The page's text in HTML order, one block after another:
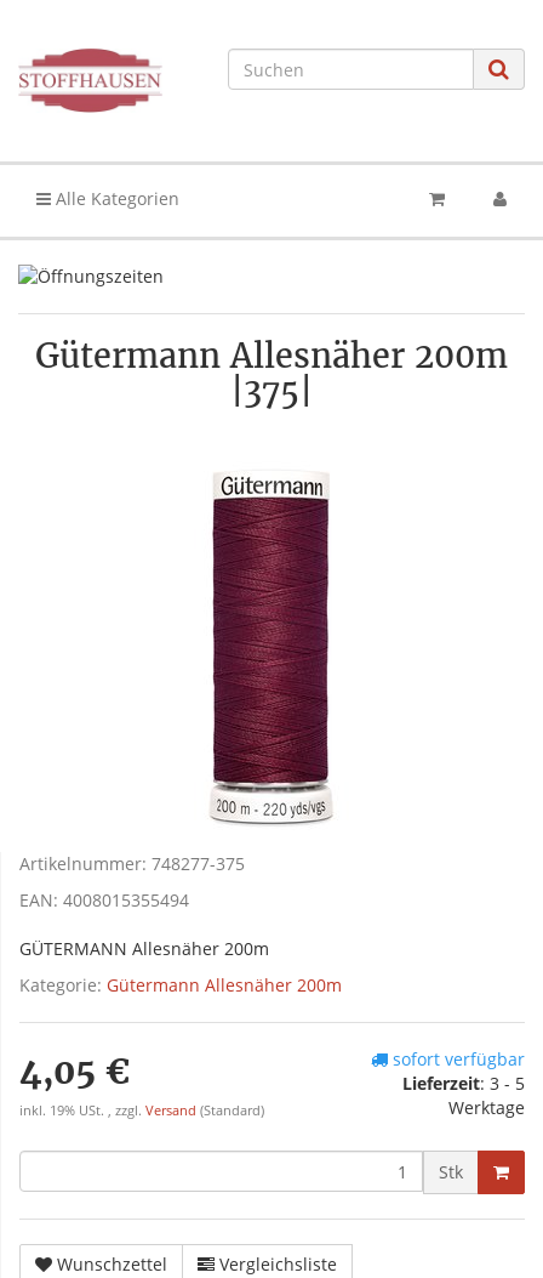
Alle Kategorien
Gütermann Allesnäher 200m
|375|
Artikelnummer: 748277-375
EAN: 4008015355494
GÜTERMANN Allesnäher 200m
Kategorie: Gütermann Allesnäher 200m
4,05 €
inkl. 19% USt. , zzgl. Versand (Standard)
sofort verfügbar
Lieferzeit: 3 - 5
Werktage
Stk
Wunschzettel
Vergleichsliste